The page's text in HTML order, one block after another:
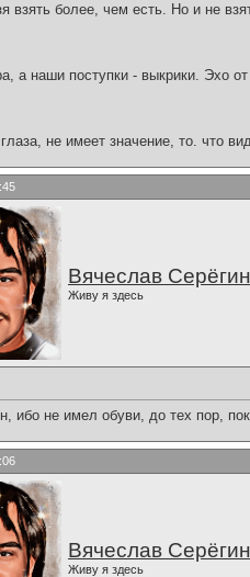
взять более, чем есть. Но и не
а наши поступки - выкрики. Эхо
не имеет значение, то. что
Вячеслав Серёгин
Живу я здесь
ибо не имел обуви, до тех пор,
Вячеслав Серёгин
Живу я здесь